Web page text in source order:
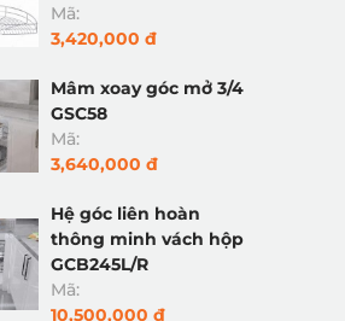
Mã:
3,420,000 đ
Mâm xoay góc mở 3/4
GSC58
Mã:
3,640,000 đ
Hệ góc liên hoàn
thông minh vách hộp
GCB245L/R
Mã:
10,500,000 đ